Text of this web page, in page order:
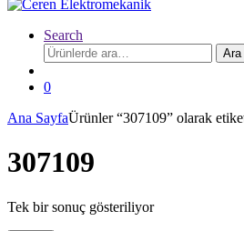
Search
Ara:
Ara
0
Ana SayfaÜrünler “307109” olarak
307109
Tek bir sonuç gösteriliyor